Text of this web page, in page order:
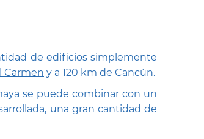
de edificios simplemente
Carmen y a 120 km de Cancún.
se puede combinar con un
una gran cantidad de